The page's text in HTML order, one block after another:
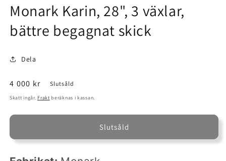
i
modalfönster
Monark Karin, 28", 3 växlar,
bättre begagnat skick
Dela
Ordinarie
pris
4 000 kr Slutsåld
Skatt ingår. Frakt beräknas i kassan.
Slutsåld